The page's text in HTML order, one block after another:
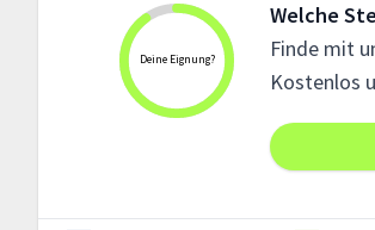
Deine Eignung?
Welche
Finde mit
Kostenlos